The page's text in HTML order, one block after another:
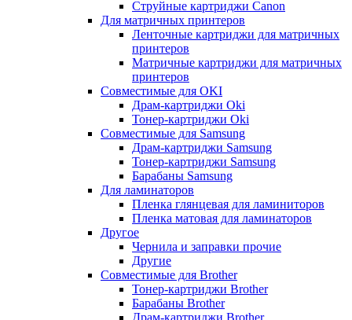
Струйные картриджи Canon
Для матричных принтеров
Ленточные картриджи для матричных
принтеров
Матричные картриджи для матричных
принтеров
Совместимые для OKI
Драм-картриджи Oki
Тонер-картриджи Oki
Совместимые для Samsung
Драм-картриджи Samsung
Тонер-картриджи Samsung
Барабаны Samsung
Для ламинаторов
Пленка глянцевая для ламиниторов
Пленка матовая для ламинаторов
Другое
Чернила и заправки прочие
Другие
Совместимые для Brother
Тонер-картриджи Brother
Барабаны Brother
Драм-картриджи Brother